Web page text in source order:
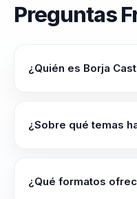
Preguntas
¿Quién es Borja
Latinoamérica, autor
internacional sobre
¿Sobre qué temas
Power Skills,
¿Qué formatos